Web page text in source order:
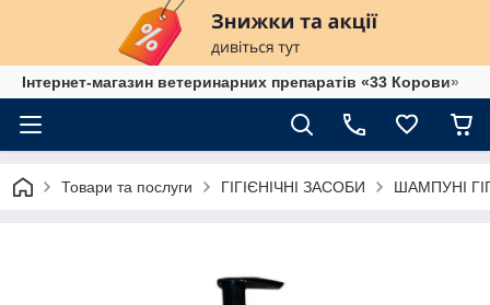
Інтернет-магазин ветеринарних препаратів «33 Корови»
Товари та послуги ГІГІЄНІЧНІ ЗАСОБИ ШАМПУНІ